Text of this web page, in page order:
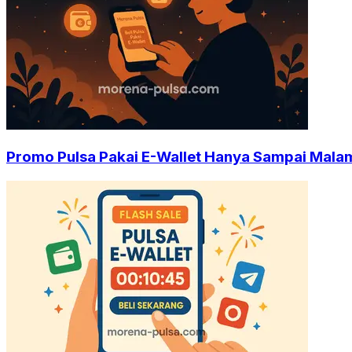
Promo Pulsa Pakai E-Wallet Hanya Sampai